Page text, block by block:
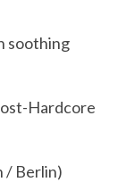
soothing
Hardcore
/ Berlin)